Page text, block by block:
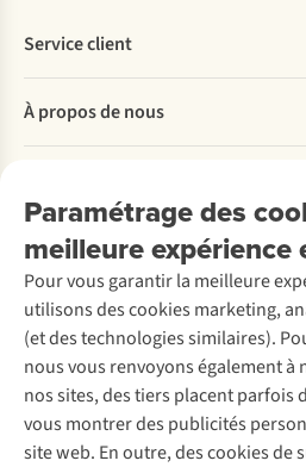
Paramétrage des
meilleure expérience
Pour vous garantir la meilleure
utilisons des cookies marketing,
(et des technologies similaires).
nous vous renvoyons également à
nos sites, des tiers placent parfois
vous montrer des publicités
site web. En outre, des cookies de
Service client
Commander
Payer
Retourner
Rétractation d'une commande
Entretien & réparations
Garantie
Contactez-nous
À propos de nous
Entreprise responsable
À propos d’Ayacucho
Nos magasins
À propos d’A.S.Adventure
Déclaration d'accessibilité
Location / Location sports d’hiver
Seconde-main
Entretien de ski
Service de lavage
Entretien de chaussures
Réparation de chaussures
Réparation de vêtements
Retouches
Découvrez
A.S.Magazine
Explore Camp
Expertise & conseils
Abonnez-vous à la newsletter